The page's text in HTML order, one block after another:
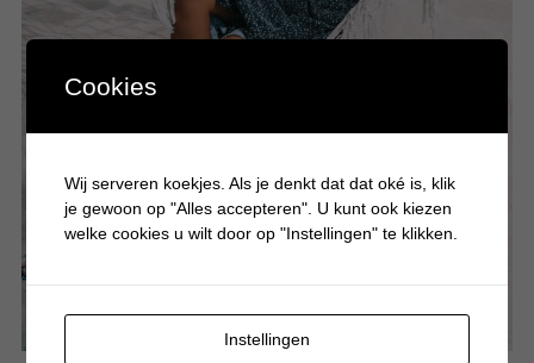
Cookies
Wij serveren koekjes. Als je denkt dat dat oké is, klik
je gewoon op "Alles accepteren". U kunt ook kiezen
welke cookies u wilt door op "Instellingen" te klikken.
Instellingen